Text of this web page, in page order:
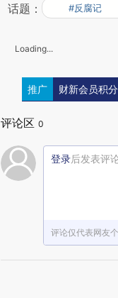
话题： #反腐记
Loading...
推广 财新会员积
评论区 0
登录后发表评
评论仅代表网友